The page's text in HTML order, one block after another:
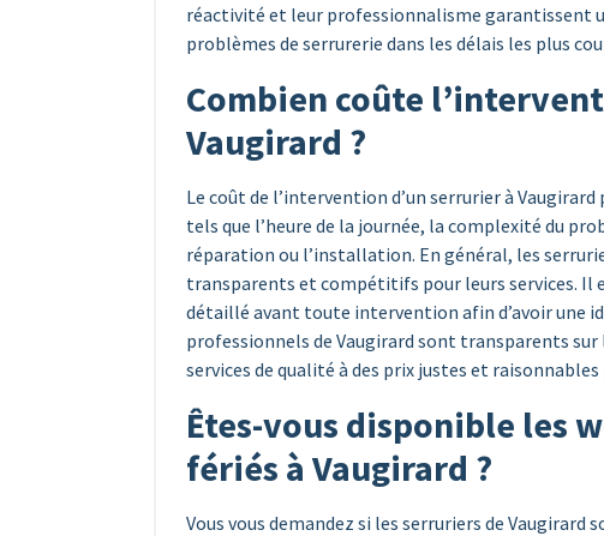
réactivité et leur professionnalisme garantissent
problèmes de serrurerie dans les délais les plus
Combien coûte
Vaugirard ?
Le coût de l’intervention d’un serrurier à
tels que l’heure de la journée, la complexité du
réparation ou l’installation. En général, les
transparents et compétitifs pour leurs services. Il
détaillé avant toute intervention afin d’avoir une
professionnels de Vaugirard sont transparents
services de qualité à des prix justes et
Êtes-vous disponible les
fériés à Vaugirard ?
Vous vous demandez si les serruriers de